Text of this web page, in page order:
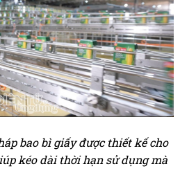
bao bì giấy được thiết kế cho
kéo dài thời hạn sử dụng mà